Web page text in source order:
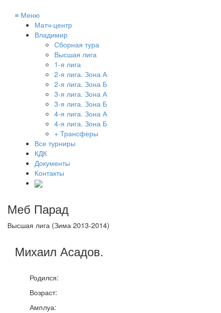
≡ Меню
Матч-центр
Владимир
Сборная тура
Высшая лига
1-я лига
2-я лига. Зона А
2-я лига. Зона Б
3-я лига. Зона А
3-я лига. Зона Б
4-я лига. Зона А
4-я лига. Зона Б
+ Трансферы
Все турниры
КДК
Документы
Контакты
Меб Парад
Высшая лига (Зима 2013-2014)
Михаил Асадов.
Родился:
Возраст:
Амплуа: